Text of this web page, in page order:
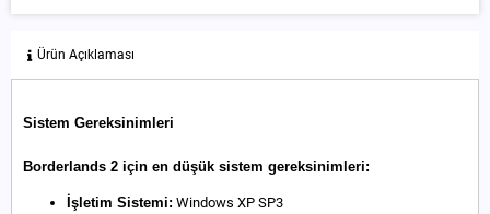
Ürün Açıklaması
Sistem Gereksinimleri
Borderlands 2 için en düşük sistem gereksinimleri:
İşletim Sistemi: Windows XP SP3